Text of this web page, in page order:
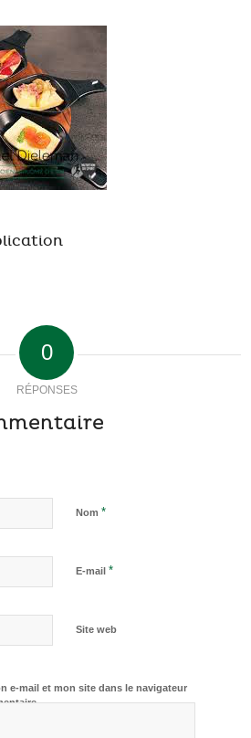
0
RÉPONSES
Nom*
E-mail*
Site web
e-mail et mon site dans le navigateur